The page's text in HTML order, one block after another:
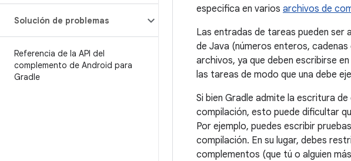
Solución de problemas
Referencia de la API del
complemento de Android para
Gradle
especifica en varios archivos de
Las entradas de tareas pueden
de Java (números enteros,
archivos, ya que deben escribirse
las tareas de modo que una debe
Si bien Gradle admite la escritura
compilación, esto puede dificultar
Por ejemplo, puedes escribir
compilación. En su lugar, debes
complementos (que tú o alguien